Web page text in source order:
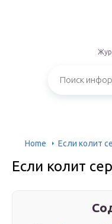
Home Если колит
Если колит